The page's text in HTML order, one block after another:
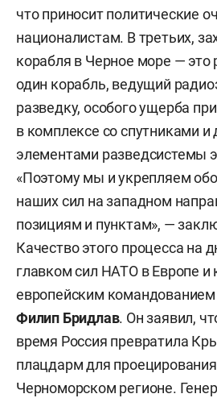
что приносит политические
националистам. В третьих,
корабля в Черное море — это
один корабль, ведущий
разведку, особого ущерба
в комплексе со спутниками и
элементами разведсистемы
«Поэтому мы и укрепляем
наших сил на западном
позициям и пунктам», —
Качество этого процесса на
главком сил НАТО в Европе
европейским
Филип Бридлав. Он заявил,
время Россия превратила
плацдарм для
Черноморском регионе.